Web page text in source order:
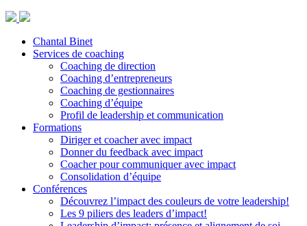
Chantal Binet
Services de coaching
Coaching de direction
Coaching d’entrepreneurs
Coaching de gestionnaires
Coaching d’équipe
Profil de leadership et communication
Formations
Diriger et coacher avec impact
Donner du feedback avec impact
Coacher pour communiquer avec impact
Consolidation d’équipe
Conférences
Découvrez l’impact des couleurs de votre leadership!
Les 9 piliers des leaders d’impact!